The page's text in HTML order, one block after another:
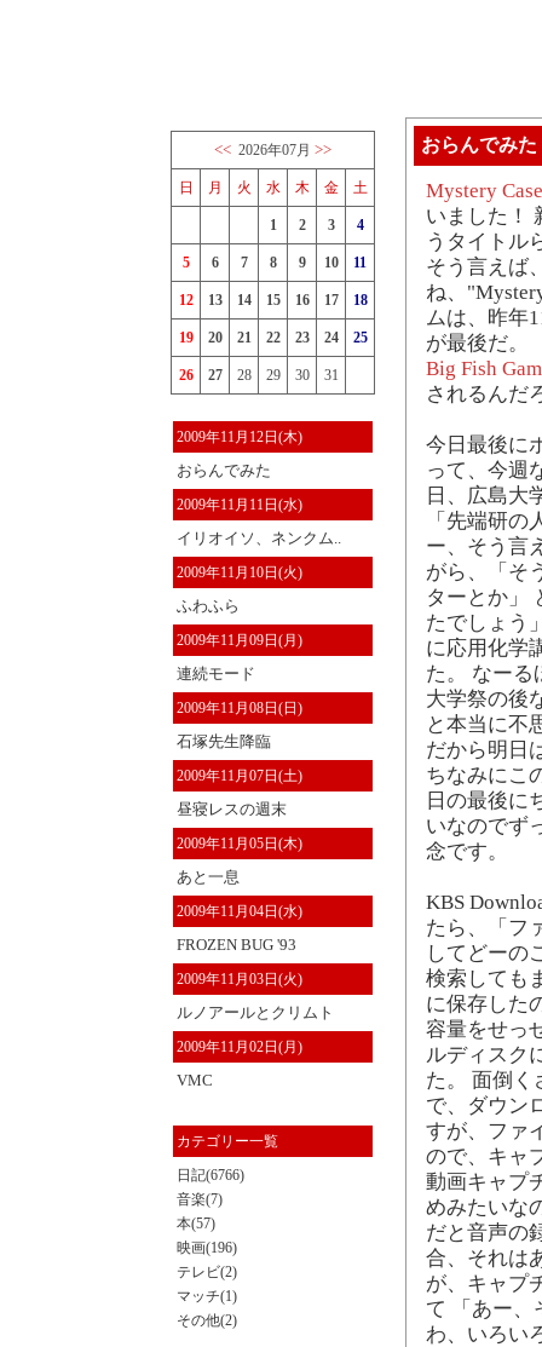
<< 2026年07月 >>
日 月 火 水 木 金 土
1 2 3 4
5 6 7 8 9 10 11
12 13 14 15 16 17 18
19 20 21 22 23 24 25
26 27 28 29 30 31
2009年11月12日(木)
おらんでみた
2009年11月11日(水)
イリオイソ、ネンクム..
2009年11月10日(火)
ふわふら
2009年11月09日(月)
連続モード
2009年11月08日(日)
石塚先生降臨
2009年11月07日(土)
昼寝レスの週末
2009年11月05日(木)
あと一息
2009年11月04日(水)
FROZEN BUG '93
2009年11月03日(火)
ルノアールとクリムト
2009年11月02日(月)
VMC
カテゴリー一覧
日記(6766)
音楽(7)
本(57)
映画(196)
テレビ(2)
マッチ(1)
その他(2)
おらんでみた
Mystery
いました！
うタイトル
そう言えば
ね、
ムは、昨年
が最後だ。
Big Fish
されるんだ
今日最後に
って、今週
日、広島大
「先端研
ー、そう言
がら、「そ
ターとか」
たでしょう
に応用化学
た。 なーる
大学祭の後
と本当に不
だから明日
ちなみにこ
日の最後に
いなのでず
念です。
KBS
たら、「フ
してどーの
検索しても
に保存した
容量をせっ
ルディスク
た。 面倒く
で、ダウン
すが、ファ
ので、キャ
動画キャプ
めみたいな
だと音声の
合、それは
が、キャプ
て 「あー、
わ、いろい